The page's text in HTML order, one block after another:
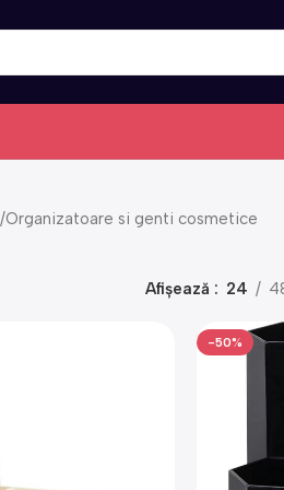
Organizatoare si genti cosmetice
Afișează 24
-50%